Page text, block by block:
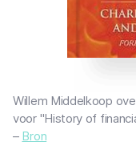
Willem Middelkoop
voor "History of
– Bron